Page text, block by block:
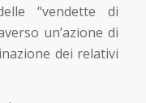
“vendette di
un’azione di
dei relativi